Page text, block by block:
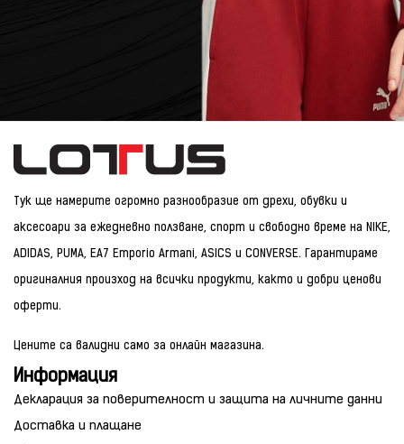
Тук ще намерите огромно разнообразие от дрехи, обувки и
аксесоари за ежедневно ползване, спорт и свободно време на NIKE,
ADIDAS, PUMA, EA7 Emporio Armani, ASICS и CONVERSE. Гарантираме
оригиналния произход на всички продукти, както и добри ценови
оферти.
Цените са валидни само за онлайн магазина.
Информация
Декларация за поверителност и защита на личните данни
Доставка и плащане